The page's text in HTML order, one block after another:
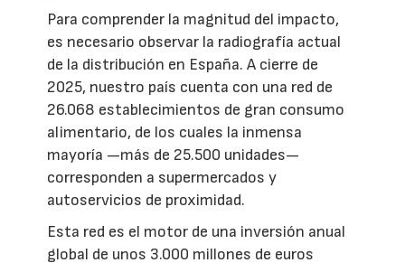
Para comprender la magnitud del impacto,
es necesario observar la radiografía actual
de la distribución en España. A cierre de
2025, nuestro país cuenta con una red de
26.068 establecimientos de gran consumo
alimentario, de los cuales la inmensa
mayoría —más de 25.500 unidades—
corresponden a supermercados y
autoservicios de proximidad.
Esta red es el motor de una inversión anual
global de unos 3.000 millones de euros